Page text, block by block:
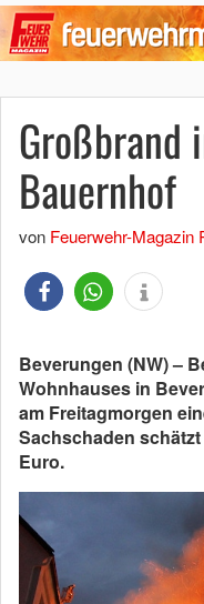
Großbrand
Bauernhof
von Feuerwehr-Magazin
Beverungen (NW) –
Wohnhauses in
am Freitagmorgen
Sachschaden
Euro.